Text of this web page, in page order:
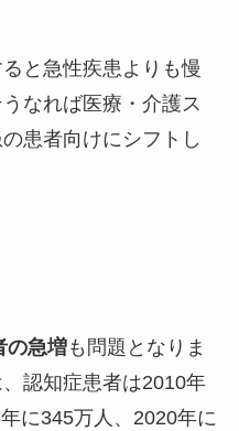
と急性疾患よりも慢
なれば医療・介護ス
患者向けにシフトし
の急増も問題となりま
認知症患者は2010年
に345万人、2020年に